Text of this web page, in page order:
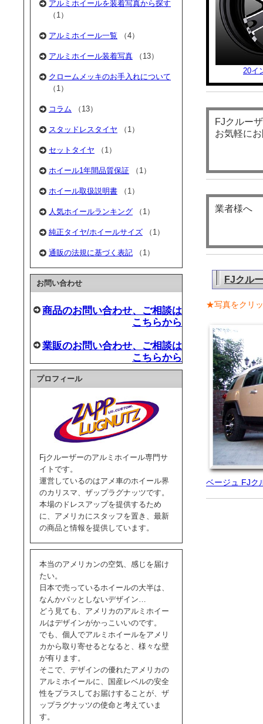
20イ
FJクルー
お気軽に
業者様へ
FJクル
★写真をクリ
ベージュ FJ
アルミホイールを装着写真から探す
（1）
アルミホイール一覧 （4）
アルミホイール装着写真 （13）
クロームメッキのお手入れについて
（1）
コラム （13）
スタッドレスタイヤ （1）
セットタイヤ （1）
ホイール1年間品質保証 （1）
ホイール取扱説明書 （1）
人気ホイールランキング （1）
純正タイヤ/ホイールサイズ （1）
通販の法規に基づく表記 （1）
お問い合わせ
商品のお問い合わせ、ご相談は
こちらから
業販のお問い合わせ、ご相談は
こちらから
プロフィール
Fjクルーザーのアルミホイール専門サ
イトです。
運営しているのはアメ車のホイール界
のカリスマ、ザップラグナッツです。
本場のドレスアップを提供するため
に、アメリカにスタッフを置き、最新
の商品と情報を提供しています。
本当のアメリカンの空気、感じを届け
たい。
日本で売っているホイールの大半は、
なんかパッとしないデザイン…
どう見ても、アメリカのアルミホイー
ルはデザインがかっこいいのです。
でも、個人でアルミホイールをアメリ
カから取り寄せるとなると、様々な壁
が有ります。
そこで、デザインの優れたアメリカの
アルミホイールに、国産レベルの安全
性をプラスしてお届けすることが、ザ
ップラグナッツの使命と考えていま
す。